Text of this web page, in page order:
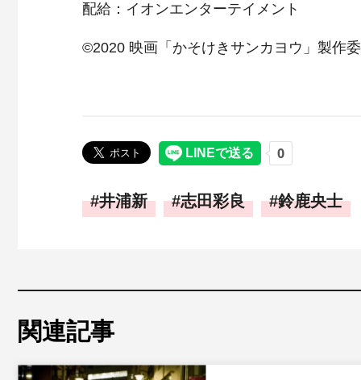
配給：イオンエンターテイメント
©2020 映画「かそけきサンカヨウ」製作
井浦新 志田彩良 鈴鹿央士
関連記事